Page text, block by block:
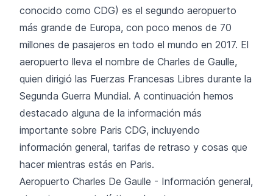
conocido como CDG) es el segundo aeropuerto
más grande de Europa, con poco menos de 70
millones de pasajeros en todo el mundo en 2017. El
aeropuerto lleva el nombre de Charles de Gaulle,
quien dirigió las Fuerzas Francesas Libres durante la
Segunda Guerra Mundial. A continuación hemos
destacado alguna de la información más
importante sobre Paris CDG, incluyendo
información general, tarifas de retraso y cosas que
hacer mientras estás en Paris.
Aeropuerto Charles De Gaulle - Información general,